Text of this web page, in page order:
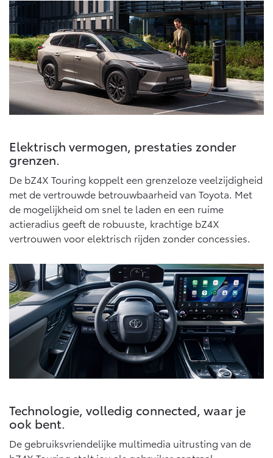
Vanaf € 89.986,-
Elektrisch vermogen, prestaties zonder
grenzen.
De bZ4X Touring koppelt een grenzeloze veelzijdigheid
met de vertrouwde betrouwbaarheid van Toyota. Met
de mogelijkheid om snel te laden en een ruime
actieradius geeft de robuuste, krachtige bZ4X
vertrouwen voor elektrisch rijden zonder concessies.
Technologie, volledig connected, waar je
ook bent.
De gebruiksvriendelijke multimedia uitrusting van de